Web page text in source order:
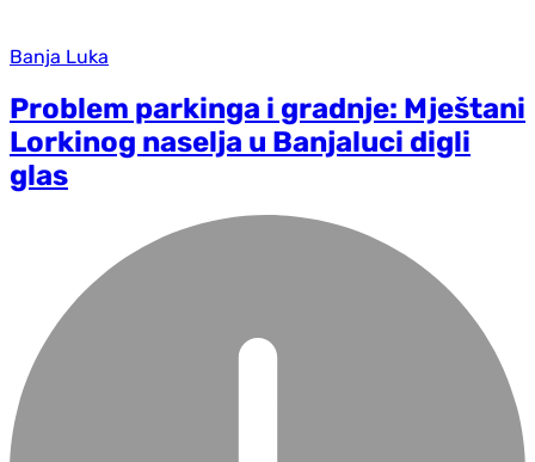
Banja Luka
Problem parkinga i gradnje: Mještani
Lorkinog naselja u Banjaluci digli
glas